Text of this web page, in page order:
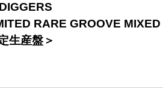
RARE GROOVE MIXED
生産盤＞